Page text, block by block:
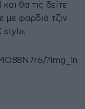
θα τις δείτε
με φαρδιά τζιν
style.
?img_in